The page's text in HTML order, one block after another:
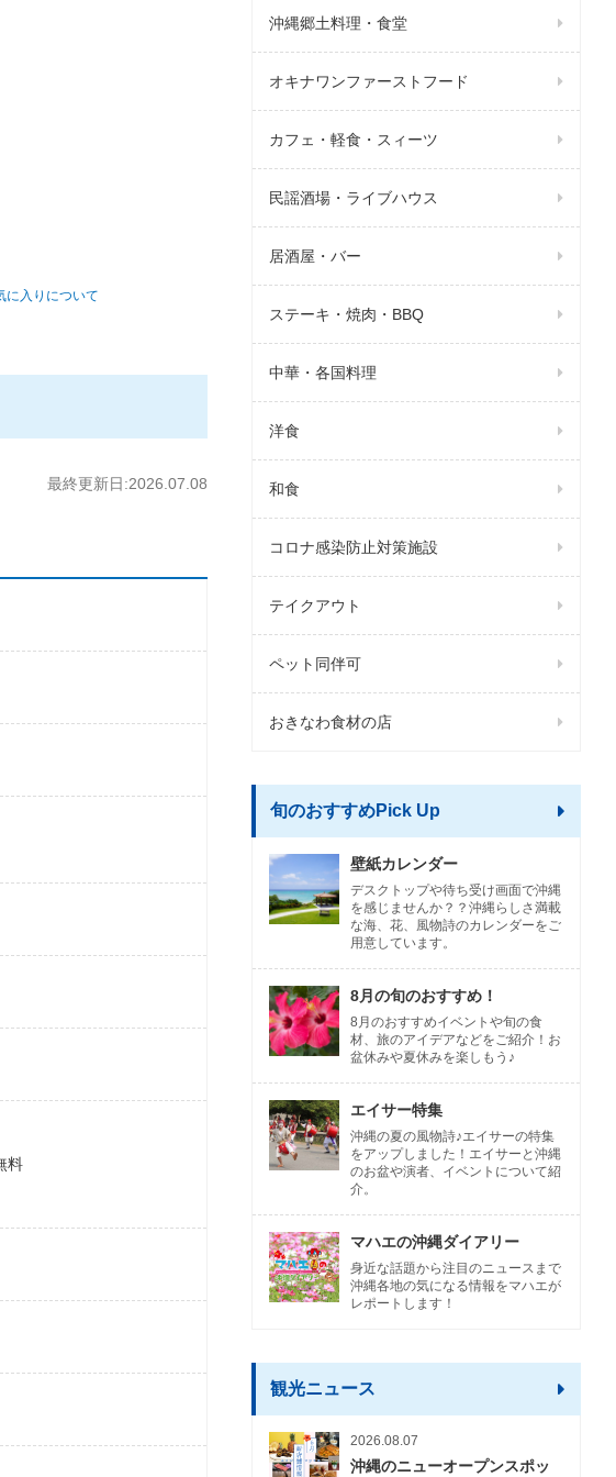
に入りについて
最終更新日:2026.07.08
料
沖縄郷土料理・食堂
オキナワンファーストフード
カフェ・軽食・スィーツ
民謡酒場・ライブハウス
居酒屋・バー
ステーキ・焼肉・BBQ
中華・各国料理
洋食
和食
コロナ感染防止対策施設
テイクアウト
ペット同伴可
おきなわ食材の店
旬のおすすめPick Up
壁紙カレンダー
デスクトップや待ち受け画面で沖縄
を感じませんか？？沖縄らしさ満載
な海、花、風物詩のカレンダーをご
用意しています。
8月の旬のおすすめ！
8月のおすすめイベントや旬の食
材、旅のアイデアなどをご紹介！お
盆休みや夏休みを楽しもう♪
エイサー特集
沖縄の夏の風物詩♪エイサーの特集
をアップしました！エイサーと沖縄
のお盆や演者、イベントについて紹
介。
マハエの沖縄ダイアリー
身近な話題から注目のニュースまで
沖縄各地の気になる情報をマハエが
レポートします！
観光ニュース
2026.08.07
沖縄のニューオープンスポッ